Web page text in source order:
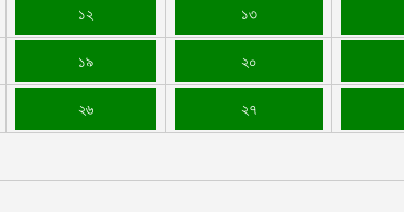
১২ ১৩
১৯ ২০
২৬ ২৭